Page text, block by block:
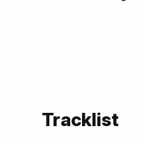
Tracklist